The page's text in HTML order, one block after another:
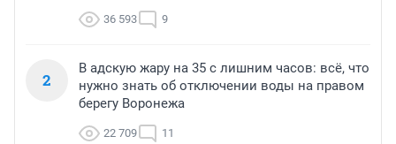
36 593 9
2
В адскую жару на 35 с лишним часов: всё, что
нужно знать об отключении воды на правом
берегу Воронежа
22 709 11